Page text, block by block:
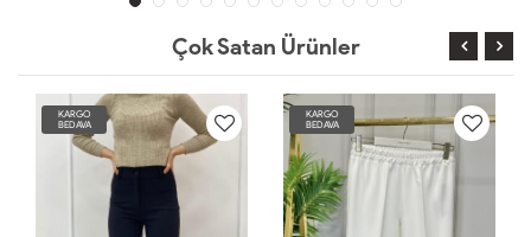
Çok Satan Ürünler
KARGO
BEDAVA
KARGO
BEDAVA